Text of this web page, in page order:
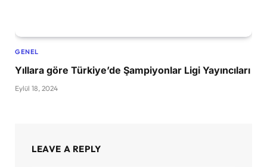
GENEL
Yıllara göre Türkiye’de Şampiyonlar Ligi Yayıncıları
Eylül 18, 2024
LEAVE A REPLY